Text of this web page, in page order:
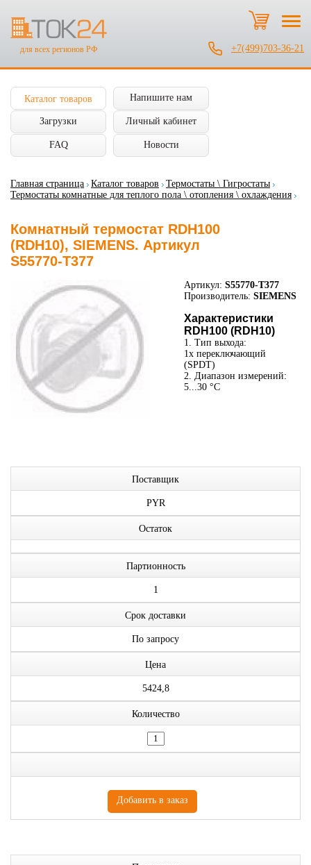
для всех регионов РФ +7(499)703-36-21
Каталог товаров Напишите нам
Загрузки Личный кабинет
FAQ Новости
Главная страница Каталог товаров
Термостаты \ Гигростаты
Термостаты комнатные для теплого пола \ отопления \ охлаждения
Комнатный термостат RDH100
(RDH10), SIEMENS. Артикул
S55770-T377
Артикул: S55770-T377
Производитель: SIEMENS
Характеристики
RDH100 (RDH10)
1. Тип выхода:
1x переключающий
(SPDT)
2. Диапазон измерений:
5...30 °C
Поставщик
PYR
Остаток
Партионность
1
Срок доставки
По запросу
Цена
5424,8
Количество